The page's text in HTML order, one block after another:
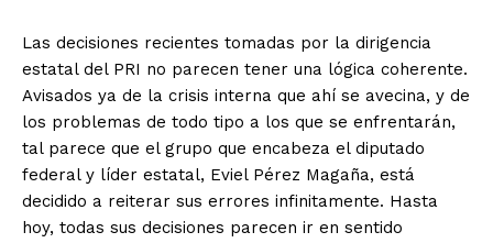
Las decisiones recientes tomadas por la dirigencia
estatal del PRI no parecen tener una lógica coherente.
Avisados ya de la crisis interna que ahí se avecina, y de
los problemas de todo tipo a los que se enfrentarán,
tal parece que el grupo que encabeza el diputado
federal y líder estatal, Eviel Pérez Magaña, está
decidido a reiterar sus errores infinitamente. Hasta
hoy, todas sus decisiones parecen ir en sentido